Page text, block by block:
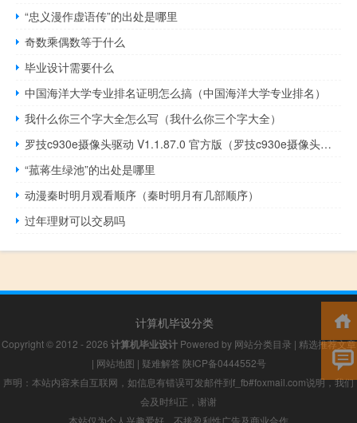
“忠义漫作虚语传”的出处是哪里
奇数乘偶数等于什么
毕业设计需要什么
中国海洋大学专业排名证明怎么搞（中国海洋大学专业排名）
我什么你三个字大全怎么写（我什么你三个字大全）
罗技c930e摄像头驱动 V1.1.87.0 官方版（罗技c930e摄像头驱动 V1.1.87.0 官方版功能简介）
“菰蒋生绿池”的出处是哪里
动漫秦时明月观看顺序（秦时明月有几部顺序）
过年理财可以交易吗
计算机毕设分类
Copyright © 2012 - 2026 计算机毕业设计Powered by 网站分类目录 | 精选推荐文章
| 网站地图 | 疑难解答 陕ICP备0444552号
声明：本站内容来自互联网，如信息有错误可发邮件到f_fb#foxmail.com说明，我们
会及时纠正，谢谢
本站仅为个人兴趣爱好，不接盈利性广告及商业合作